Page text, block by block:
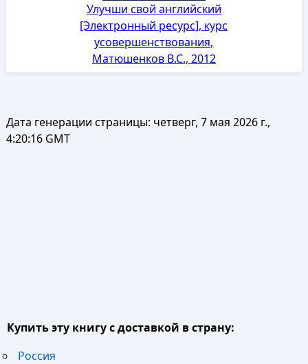
Улучши свой английский
[Электронный ресурс], курс
усовершенствования,
Матюшенков B.C., 2012
Дата генерации страницы: четверг, 7 мая 2026 г.,
4:20:16 GMT
Купить эту книгу с доставкой в страну:
Россия